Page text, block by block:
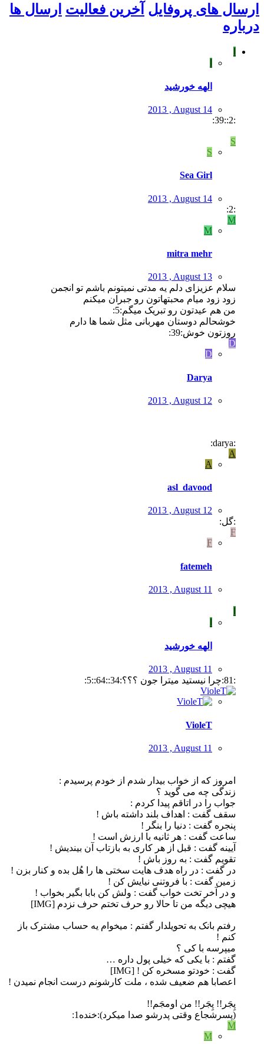
ارسال های پروفایل آخرین فعالیت ارسال ها
درباره
الهه خورشید
2013 , August 14
:2::39:
S
S
Sea Girl
2013 , August 14
:2:
M
M
mitra mehr
2013 , August 13
سلام عزیزای دلم یه مدتی نمیتونم باشم تو انجمن
زود زود میام محبتهاتون رو جبران میکنم
من هم عیدتون رو تبریک میگم:5:
خوشحالم دوستان مهربانی مثل شما ها دارم
روزتون خوش:39:
D
D
Darya
2013 , August 12
:darya:
A
A
asl_davood
2013 , August 12
:گل:
F
F
fatemeh
2013 , August 11
الهه خورشید
2013 , August 11
:81:چرا نیستید میترا جون ؟؟؟:34::64::5:
VioleT
2013 , August 11
امروز که از خواب بیدار شدم از خودم پرسیدم :
زندگی چه می گوید ؟
جواب را در اتاقم پیدا کردم :
سقف گفت : اهداف بلند داشته باش !
پنجره گفت : دنیا را بنگر !
ساعت گفت : هر ثانیه با ارزش است !
آیینه گفت : قبل از هر کاری به بازتاب آن بیندیش !
تقویم گفت : به روز باش !
در گفت : در راه هدف هایت سختی ها را هُل بده و کنار بزن !
زمین گفت : با فروتنی نیایش کن !
و در آخر تخت خواب گفت : ولش کن بابا بگیر بخواب !
هیچی دیگه من تا حالا رو حرف تختم حرف نزدم [IMG]
رفتم بانک به تحویلدار گفتم : میخوام یه حساب مشترک باز
کنم !
میپرسه با کی ؟
گفتم : با یکی که خیلی پول داره …
گفت : خودتو مسخره کن ! [IMG]
اعصابا هم ضعیف شده ، ملت کارشونم درست انجام نمیدن !
پِجَر!! پِجَر!! من اومجَم!!
(پسرشجاع وقتی پدرشو صدا میکرد):خنده1:
M
M